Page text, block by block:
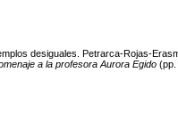
desiguales. Petrarca-Rojas-
a la profesora Aurora Egido(pp.